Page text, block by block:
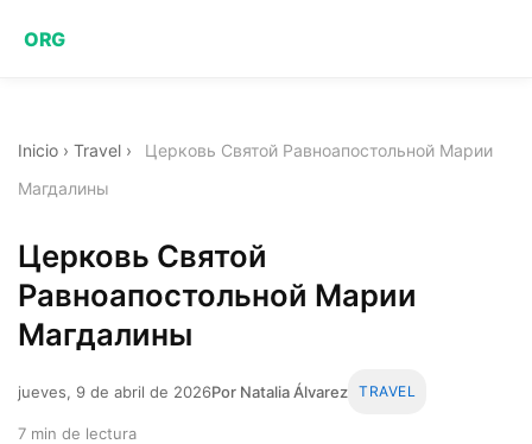
ORG
Inicio › Travel ›
Церковь Святой Равноапостольной Марии
Магдалины
Церковь Святой
Равноапостольной Марии
Магдалины
jueves, 9 de abril de 2026Por Natalia Álvarez TRAVEL
7 min de lectura